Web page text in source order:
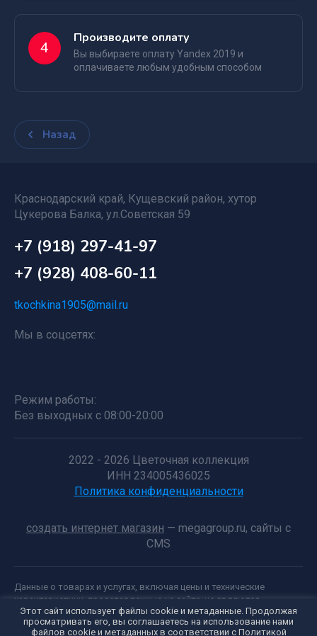
Внимание!
4
Производите оплату
Вы выбираете оплату Yandex 2019 и
оплачиваете любым удобным способом
Назад
Краснодарский край, Кущевский район, хутор
Цукерова Балка, ул.Советская 59
+7 (918) 297-41-97
+7 (928) 408-60-11
tkochkina1905@mail.ru
Мы в соцсетях:
Режим работы:
Без выходных с 08:00-20:00
2022 - 2026 Цветочная коллекция
ИНН 234005436025
Политика конфиденциальности
создать интернет магазин — megagroup.ru, сайты с
CMS
Данные о товарах и услугах, включая цены и технические
характеристики, представленные на сайте, не являются
публичной офертой, определяемой положениями Статьи 437 (2)
ГК РФ, а носят исключительно информационный характер. Для
Этот сайт использует файлы cookie и метаданные. Продолжая
просматривать его, вы соглашаетесь на использование нами
файлов cookie и метаданных в соответствии с Политикой